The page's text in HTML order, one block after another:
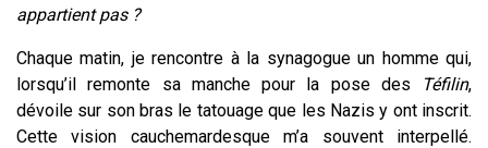
appartient pas ?
Chaque matin, je rencontre à la synagogue un homme qui,
lorsqu’il remonte sa manche pour la pose des
Téfilin,
dévoile sur son bras le tatouage que les Nazis y ont inscrit.
Cette vision cauchemardesque m’a souvent interpellé.